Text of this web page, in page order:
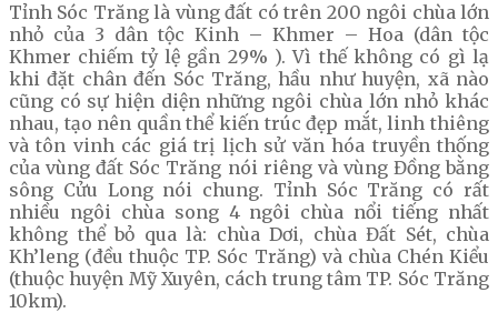
Tỉnh Sóc Trăng là vùng đất có trên 200 ngôi chùa lớn
nhỏ của 3 dân tộc Kinh – Khmer – Hoa (dân tộc
Khmer chiếm tỷ lệ gần 29% ). Vì thế không có gì lạ
khi đặt chân đến Sóc Trăng, hầu như huyện, xã nào
cũng có sự hiện diện những ngôi chùa lớn nhỏ khác
nhau, tạo nên quần thể kiến trúc đẹp mắt, linh thiêng
và tôn vinh các giá trị lịch sử văn hóa truyền thống
của vùng đất Sóc Trăng nói riêng và vùng Đồng bằng
sông Cửu Long nói chung. Tỉnh Sóc Trăng có rất
nhiều ngôi chùa song 4 ngôi chùa nổi tiếng nhất
không thể bỏ qua là: chùa Dơi, chùa Đất Sét, chùa
Kh’leng (đều thuộc TP. Sóc Trăng) và chùa Chén Kiểu
(thuộc huyện Mỹ Xuyên, cách trung tâm TP. Sóc Trăng
10km).